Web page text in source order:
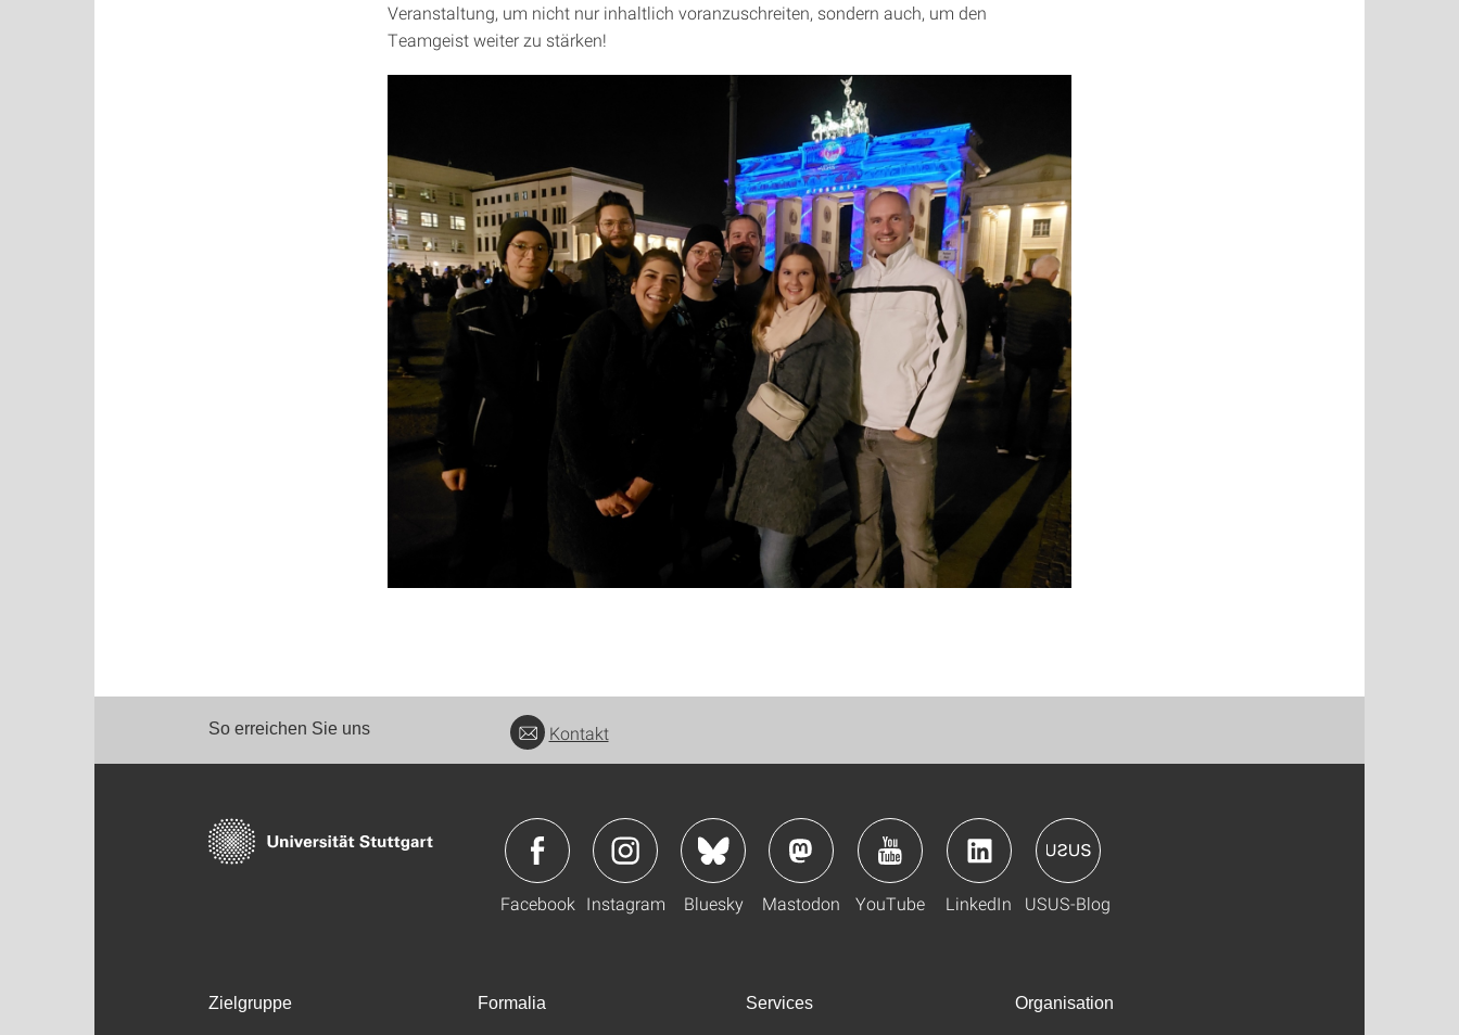
Veranstaltung, um nicht nur inhaltlich voranzuschreiten, sondern auch, um den
Teamgeist weiter zu stärken!
So erreichen Sie uns Kontakt
Facebook Instagram Bluesky Mastodon YouTube LinkedIn USUS-Blog
Zielgruppe Formalia Services Organisation